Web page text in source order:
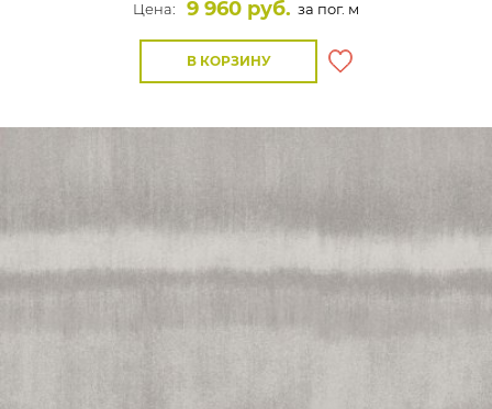
Цена:
9 960 руб. за пог. м
В КОРЗИНУ